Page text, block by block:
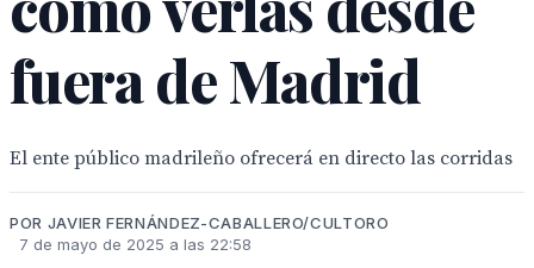
fuera de Madrid
El ente público madrileño ofrecerá en directo las corridas
POR JAVIER FERNÁNDEZ-CABALLERO/CULTORO
7 de mayo de 2025 a las 22:58